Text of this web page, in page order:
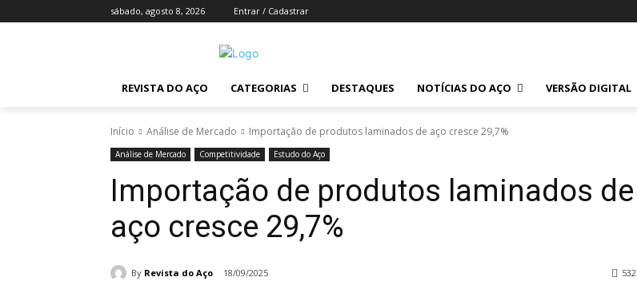
sábado, agosto 8, 2026 Entrar / Cadastrar
REVISTA DO AÇO CATEGORIAS DESTAQUES NOTÍCIAS DO AÇO VERSÃO DIGITAL
Início Análise de Mercado Importação de produtos laminados de aço cresce 29,7%
Análise de Mercado Competitividade Estudo do Aço
Importação de produtos laminados de
aço cresce 29,7%
By Revista do Aço 18/09/2025 532